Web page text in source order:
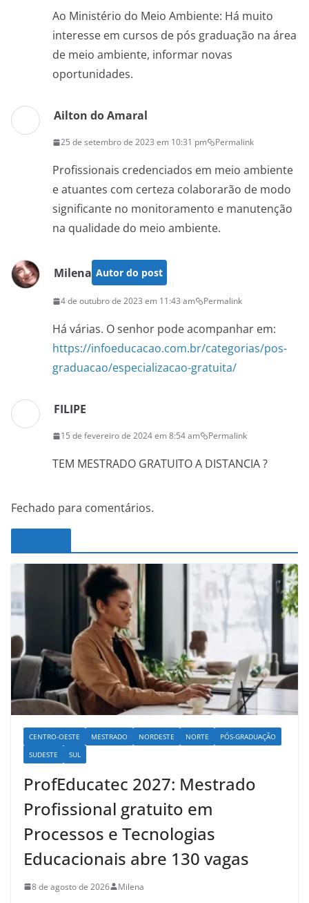
Ao Ministério do Meio Ambiente: Há muito
interesse em cursos de pós graduação na área
de meio ambiente, informar novas
oportunidades.
Ailton do Amaral
25 de setembro de 2023 em 10:31 pm Permalink
Profissionais credenciados em meio ambiente
e atuantes com certeza colaborarão de modo
significante no monitoramento e manutenção
na qualidade do meio ambiente.
Milena Autor do post
4 de outubro de 2023 em 11:43 am Permalink
Há várias. O senhor pode acompanhar em:
https://infoeducacao.com.br/categorias/pos-
graduacao/especializacao-gratuita/
FILIPE
15 de fevereiro de 2024 em 8:54 am Permalink
TEM MESTRADO GRATUITO A DISTANCIA ?
Fechado para comentários.
CENTRO-OESTE MESTRADO NORDESTE NORTE
PÓS-GRADUAÇÃO
SUDESTE
SUL
ProfEducatec 2027: Mestrado
Profissional gratuito em
Processos e Tecnologias
Educacionais abre 130 vagas
8 de agosto de 2026 Milena